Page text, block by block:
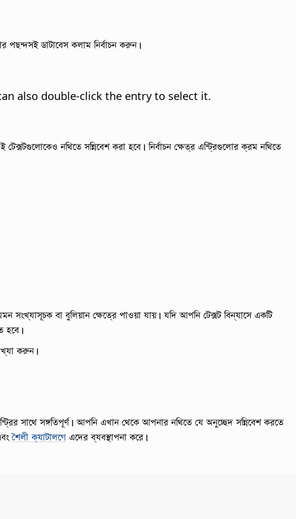
ডাটাবেস কলাম নির্বাচন করুন।
also double-click the entry to select it.
নথিতে সন্নিবেশ করা হবে। নির্বাচন ক্ষেত্র এন্ট্রিগুলোর ক্রম নথিতে
সংখ্যাসূচক বা বুলিয়ান ক্ষেত্রে পাওয়া যায়। যদি আপনি টেক্সট বিন্যাসে একটি
হবে।
করুন।
সাথে সঙ্গতিপূর্ণ।আপনি এখান থেকে আপনার নথিতে যে অনুচ্ছেদ সন্নিবেশ করতে
শৈলী ক্যাটালগে এদের ব্যবস্থাপনা করে।